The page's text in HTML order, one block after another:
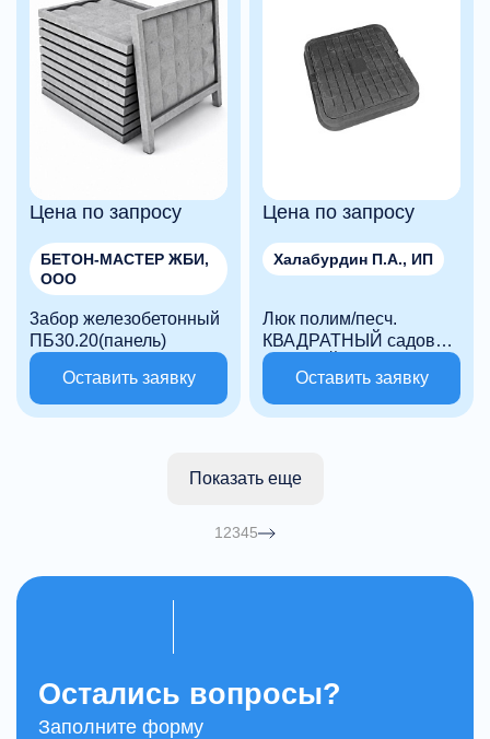
Цена по запросу
БЕТОН-МАСТЕР ЖБИ,
ООО
3абор железобетонный
ПБ30.20(панель)
Оставить заявку
Цена по запросу
Халабурдин П.А., ИП
Люк полим/песч.
КВАДРАТНЫЙ садовый
ЧЕРНЫЙ 700кг H50,
крышка, обеч
АРМАВИР-ПолиПром
Оставить заявку
Показать еще
1 2345
Остались вопросы?
Заполните форму